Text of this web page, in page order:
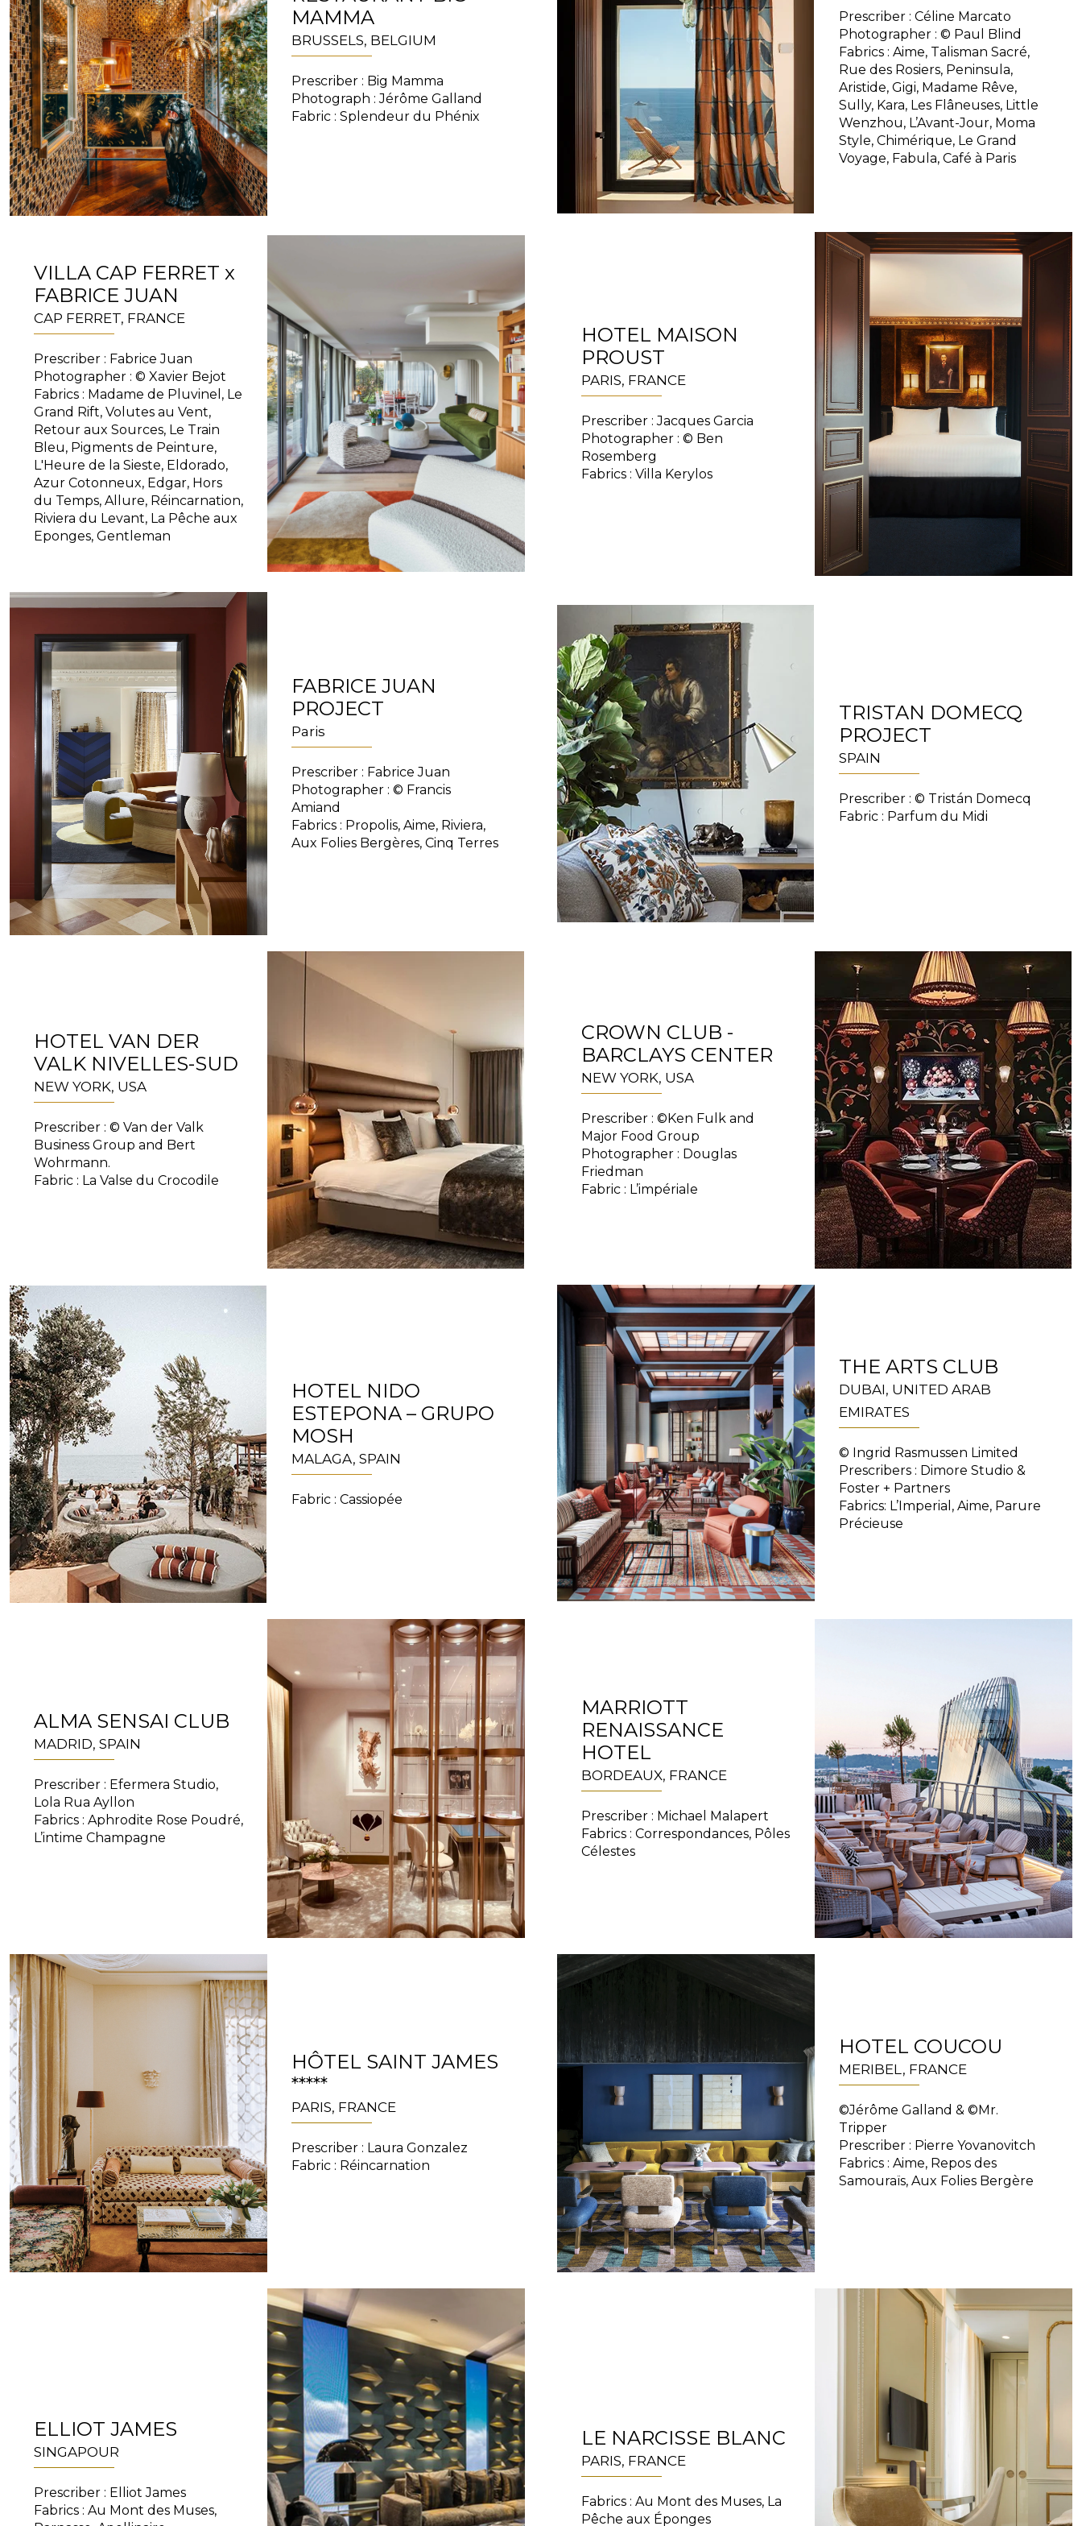
Satin
Silk
Pink
Red
Green
Purple
MAMMA
BRUSSELS, BELGIUM
Prescriber : Big Mamma
Photograph : Jérôme Galland
Fabric : Splendeur du Phénix
Prescriber : Céline Marcato
Photographer : © Paul Blind
Fabrics : Aime, Talisman Sacré,
Rue des Rosiers, Peninsula,
Aristide, Gigi, Madame Rêve,
Sully, Kara, Les Flâneuses, Little
Wenzhou, L’Avant-Jour, Moma
Style, Chimérique, Le Grand
Voyage, Fabula, Café à Paris
VILLA CAP FERRET x
FABRICE JUAN
CAP FERRET, FRANCE
Prescriber : Fabrice Juan
Photographer : © Xavier Bejot
Fabrics : Madame de Pluvinel, Le
Grand Rift, Volutes au Vent,
Retour aux Sources, Le Train
Bleu, Pigments de Peinture,
L'Heure de la Sieste, Eldorado,
Azur Cotonneux, Edgar, Hors
du Temps, Allure, Réincarnation,
Riviera du Levant, La Pêche aux
Eponges, Gentleman
HOTEL MAISON
PROUST
PARIS, FRANCE
Prescriber : Jacques Garcia
Photographer : © Ben
Rosemberg
Fabrics : Villa Kerylos
FABRICE JUAN
PROJECT
Paris
Prescriber : Fabrice Juan
Photographer : © Francis
Amiand
Fabrics : Propolis, Aime, Riviera,
Aux Folies Bergères, Cinq Terres
TRISTAN DOMECQ
PROJECT
SPAIN
Prescriber : © Tristán Domecq
Fabric : Parfum du Midi
HOTEL VAN DER
VALK NIVELLES-SUD
NEW YORK, USA
Prescriber : © Van der Valk
Business Group and Bert
Wohrmann.
Fabric : La Valse du Crocodile
CROWN CLUB -
BARCLAYS CENTER
NEW YORK, USA
Prescriber : ©Ken Fulk and
Major Food Group
Photographer : Douglas
Friedman
Fabric : L’impériale
HOTEL NIDO
ESTEPONA – GRUPO
MOSH
MALAGA, SPAIN
Fabric : Cassiopée
THE ARTS CLUB
DUBAI, UNITED ARAB
EMIRATES
© Ingrid Rasmussen Limited
Prescribers : Dimore Studio &
Foster + Partners
Fabrics: L’Imperial, Aime, Parure
Précieuse
ALMA SENSAI CLUB
MADRID, SPAIN
Prescriber : Efermera Studio,
Lola Rua Ayllon
Fabrics : Aphrodite Rose Poudré,
L’intime Champagne
MARRIOTT
RENAISSANCE
HOTEL
BORDEAUX, FRANCE
Prescriber : Michael Malapert
Fabrics : Correspondances, Pôles
Célestes
HÔTEL SAINT JAMES
*****
PARIS, FRANCE
Prescriber : Laura Gonzalez
Fabric : Réincarnation
HOTEL COUCOU
MERIBEL, FRANCE
©Jérôme Galland & ©Mr.
Tripper
Prescriber : Pierre Yovanovitch
Fabrics : Aime, Repos des
Samouraïs, Aux Folies Bergère
ELLIOT JAMES
SINGAPOUR
Prescriber : Elliot James
Fabrics : Au Mont des Muses,
LE NARCISSE BLANC
PARIS, FRANCE
Fabrics : Au Mont des Muses, La
Pêche aux Éponges